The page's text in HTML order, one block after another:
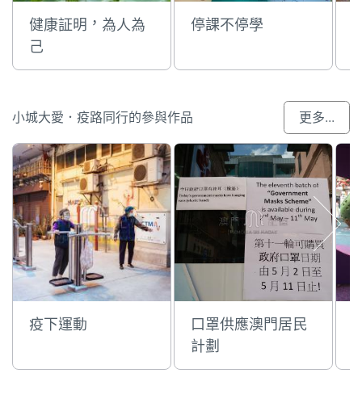
健康証明，為人為
己
停課不停學
小城大愛．疫路同行的參與作品 更多...
疫下運動
口罩供應澳門居民
計劃